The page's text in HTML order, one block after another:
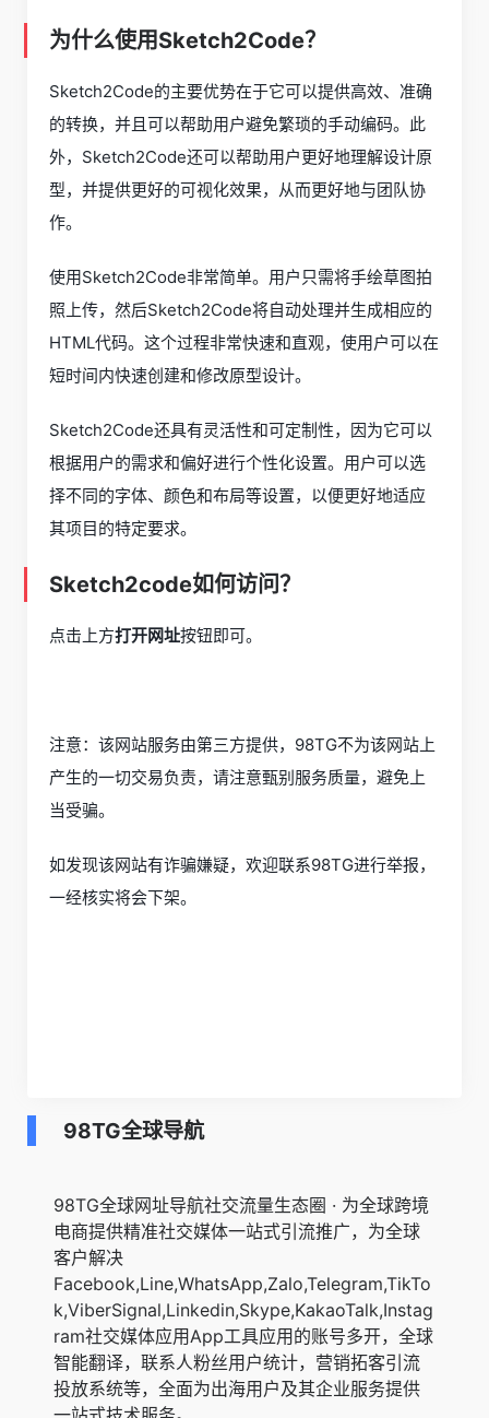
为什么使用Sketch2Code？
Sketch2Code的主要优势在于它可以提供高效、准确
的转换，并且可以帮助用户避免繁琐的手动编码。此
外，Sketch2Code还可以帮助用户更好地理解设计原
型，并提供更好的可视化效果，从而更好地与团队协
作。
使用Sketch2Code非常简单。用户只需将手绘草图拍
照上传，然后Sketch2Code将自动处理并生成相应的
HTML代码。这个过程非常快速和直观，使用户可以在
短时间内快速创建和修改原型设计。
Sketch2Code还具有灵活性和可定制性，因为它可以
根据用户的需求和偏好进行个性化设置。用户可以选
择不同的字体、颜色和布局等设置，以便更好地适应
其项目的特定要求。
Sketch2code如何访问？
点击上方打开网址按钮即可。
注意：该网站服务由第三方提供，98TG不为该网站上
产生的一切交易负责，请注意甄别服务质量，避免上
当受骗。
如发现该网站有诈骗嫌疑，欢迎联系98TG进行举报，
一经核实将会下架。
98TG全球导航
98TG全球网址导航社交流量生态圈 · 为全球跨境
电商提供精准社交媒体一站式引流推广，为全球
客户解决
Facebook,Line,WhatsApp,Zalo,Telegram,TikTo
k,ViberSignal,Linkedin,Skype,KakaoTalk,Instag
ram社交媒体应用App工具应用的账号多开，全球
智能翻译，联系人粉丝用户统计，营销拓客引流
投放系统等，全面为出海用户及其企业服务提供